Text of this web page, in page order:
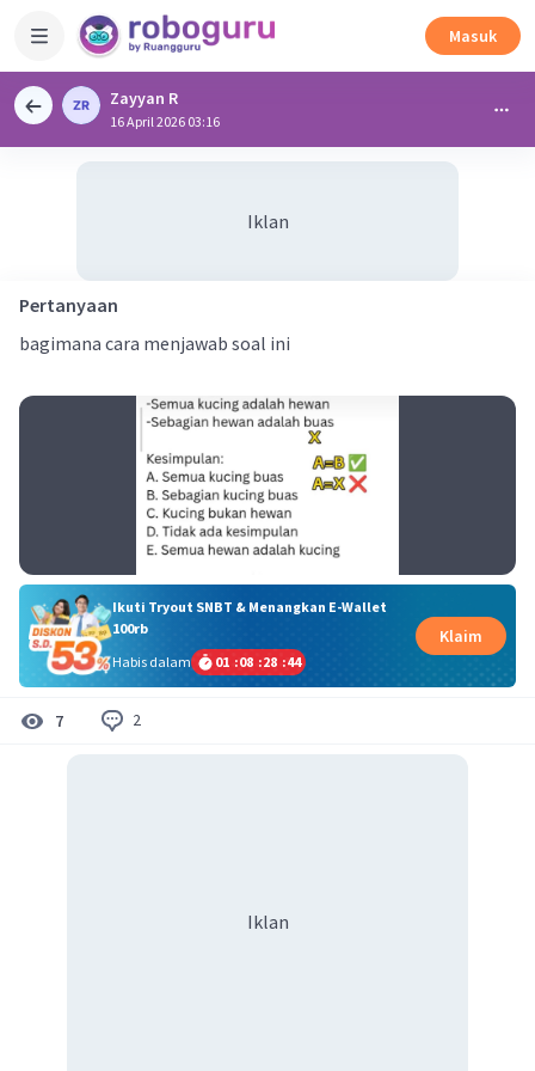
Masuk
Zayyan R
16 April 2026 03:16
Iklan
Pertanyaan
bagimana cara menjawab soal ini
Ikuti Tryout SNBT & Menangkan E-Wallet
100rb
Habis dalam
01 :08 :28 :44
Klaim
7 2
Iklan